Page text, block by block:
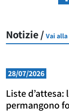
Notizie / Vai
28/07/2026
Liste
permangono